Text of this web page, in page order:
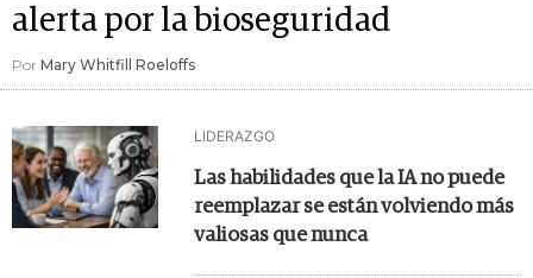
alerta por la bioseguridad
Por Mary Whitfill Roeloffs
LIDERAZGO
Las habilidades que la IA no puede
reemplazar se están volviendo más
valiosas que nunca